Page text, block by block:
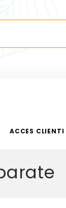
ACCES CLIENTI